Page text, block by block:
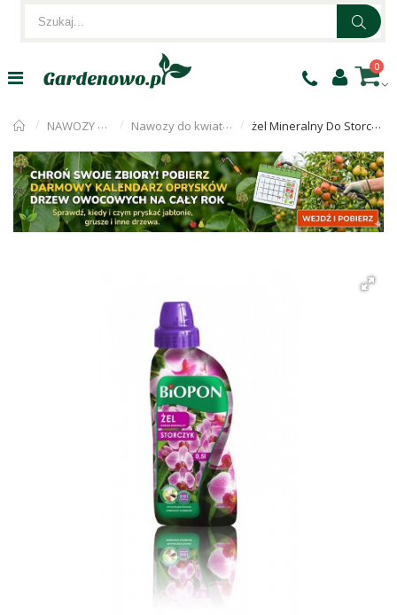
0
NAWOZY OGRODNICZE Nawozy do kwiatów balkonowych żel Mineralny Do Storczyków 500ml Biopon